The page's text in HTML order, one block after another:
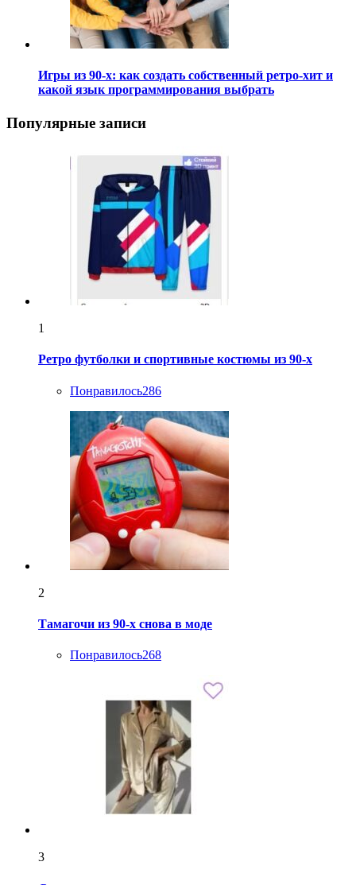
Игры из 90-х: как создать собственный ретро-хит и
какой язык программирования выбрать
Популярные записи
1
Ретро футболки и спортивные костюмы из 90-х
Понравилось286
2
Тамагочи из 90-х снова в моде
Понравилось268
3